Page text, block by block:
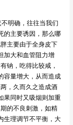
明确，往往当我们
的主要诱因，那么哪
主要由于全身皮下
加大和血管阻力增
钠，吃得比较咸，
容量增大，从而造成
，久而久之造成酒
果同时又吸烟则加重
的不良刺激，如精
生理调节不平衡，大